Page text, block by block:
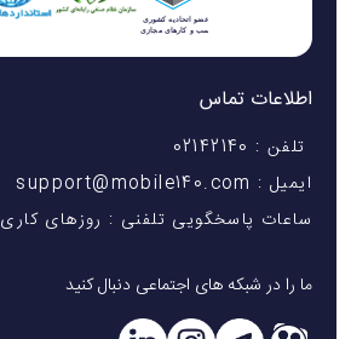
اطلاعات تماس
تلفن : 02142140
ایمیل : support@mobile140.com
ساعات پاسخگویی تلفنی : روزهای کاری 9 الی 21
ما را در شبکه های اجتماعی دنبال کنید